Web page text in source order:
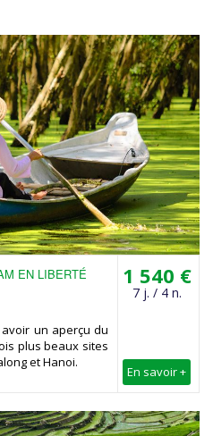
1 540 €
7 j. / 4 n.
En savoir +
EN LIBERTÉ
un aperçu du
plus beaux sites
et Hanoi.